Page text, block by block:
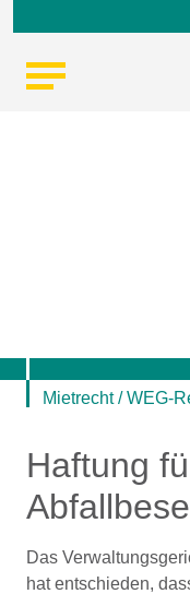
Mietrecht / WEG-
Haftung
Das
hat entschieden,